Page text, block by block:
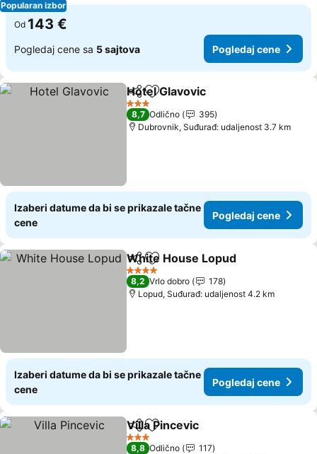
Popularan izbor
Od 143 €
Pogledaj cene sa 5 sajtova Pogledaj cene
Deli Dodati u favorite
Hotel Glavovic
3 Zvezdice
8,7 Odlično
395
Dubrovnik, Suđurađ: udaljenost 3.7 km
Izaberi datume da bi se prikazale tačne
cene
Pogledaj cene
Deli Dodati u favorite
White House Lopud
4 Zvezdice
8,2 Vrlo dobro
178
Lopud, Suđurađ: udaljenost 4.2 km
Izaberi datume da bi se prikazale tačne
cene
Pogledaj cene
Deli Dodati u favorite
Villa Pincevic
3 Zvezdice
8,8 Odlično
117